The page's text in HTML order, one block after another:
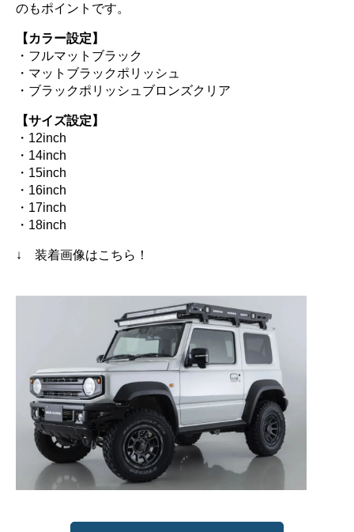
のもポイントです。
【カラー設定】
・フルマットブラック
・マットブラックポリッシュ
・ブラックポリッシュブロンズクリア
【サイズ設定】
・12inch
・14inch
・15inch
・16inch
・17inch
・18inch
↓ 装着画像はこちら！